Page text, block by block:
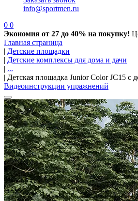
info@sportmen.ru
0 0
Экономия от 27 до 40% на покупку!
Главная страница
| Детские площадки
| Детские комплексы для дома и дачи
| ...
| Детская площадка Junior Color JC15 с
Видеоинструкции упражнений